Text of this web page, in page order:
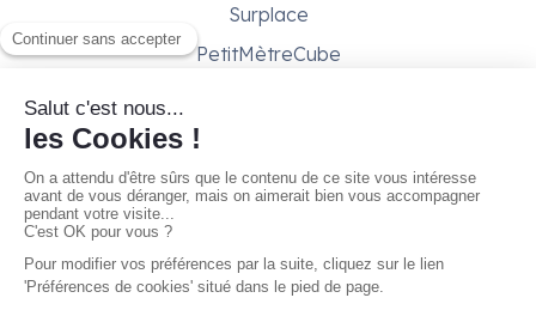
Surplace
PetitMètreCube
Besoin d'aide ?
Conditions générales
Gestion des cookies